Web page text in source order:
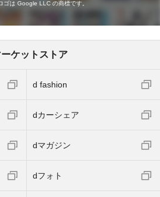
は Google LLC の商標です。
ケットストア
d fashion
dカーシェア
dマガジン
dフォト